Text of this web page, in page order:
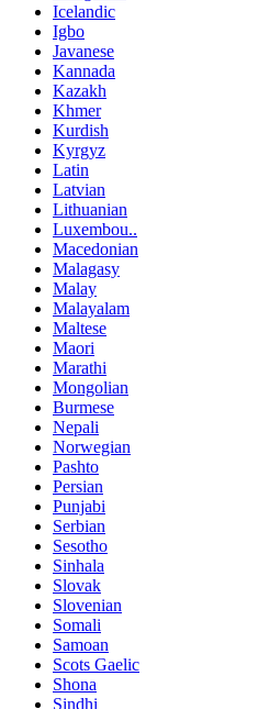
Icelandic
Igbo
Javanese
Kannada
Kazakh
Khmer
Kurdish
Kyrgyz
Latin
Latvian
Lithuanian
Luxembou..
Macedonian
Malagasy
Malay
Malayalam
Maltese
Maori
Marathi
Mongolian
Burmese
Nepali
Norwegian
Pashto
Persian
Punjabi
Serbian
Sesotho
Sinhala
Slovak
Slovenian
Somali
Samoan
Scots Gaelic
Shona
Sindhi